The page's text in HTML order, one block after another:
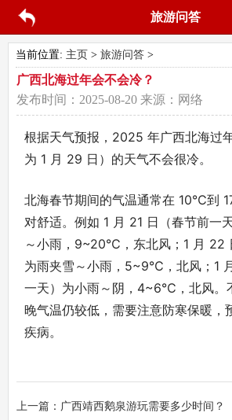
旅游问答
当前位置: 主页 > 旅游问答>
广西北海过年会不会冷？
发布时间： 2025-08-20 来源： 网络
根据天气预报，2025 年广西北海过
为 1 月 29 日）的天气不会很冷。
北海春节期间的气温通常在 10℃到
对舒适。例如 1 月 21 日（春节前一
～小雨，9~20℃，东北风；1 月 22
为雨夹雪～小雨，5~9℃，北风；1
一天）为小雨～阴，4~6℃，北风。
晚气温仍较低，需要注意防寒保暖，
疾病。
上一篇：广西靖西鹅泉游玩需要多少时间？